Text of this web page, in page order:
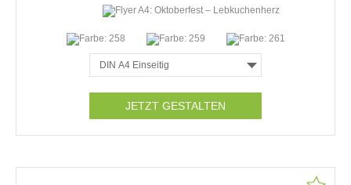
JETZT GESTALTEN